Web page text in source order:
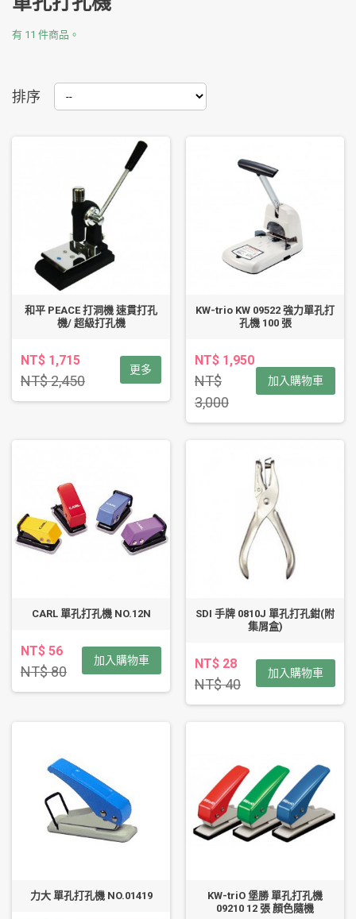
有 11 件商品。
排序
和平 PEACE 打洞機 速貫打孔
機/ 超級打孔機
NT$ 1,715
NT$ 2,450
更多
KW-trio KW 09522 強力單孔打
孔機 100 張
NT$ 1,950
NT$
3,000
加入購物車
CARL 單孔打孔機 NO.12N
NT$ 56
NT$ 80
加入購物車
SDI 手牌 0810J 單孔打孔鉗(附
集屑盒)
NT$ 28
NT$ 40
加入購物車
力大 單孔打孔機 NO.01419
KW-triO 堡勝 單孔打孔機
09210 12 張 顏色隨機